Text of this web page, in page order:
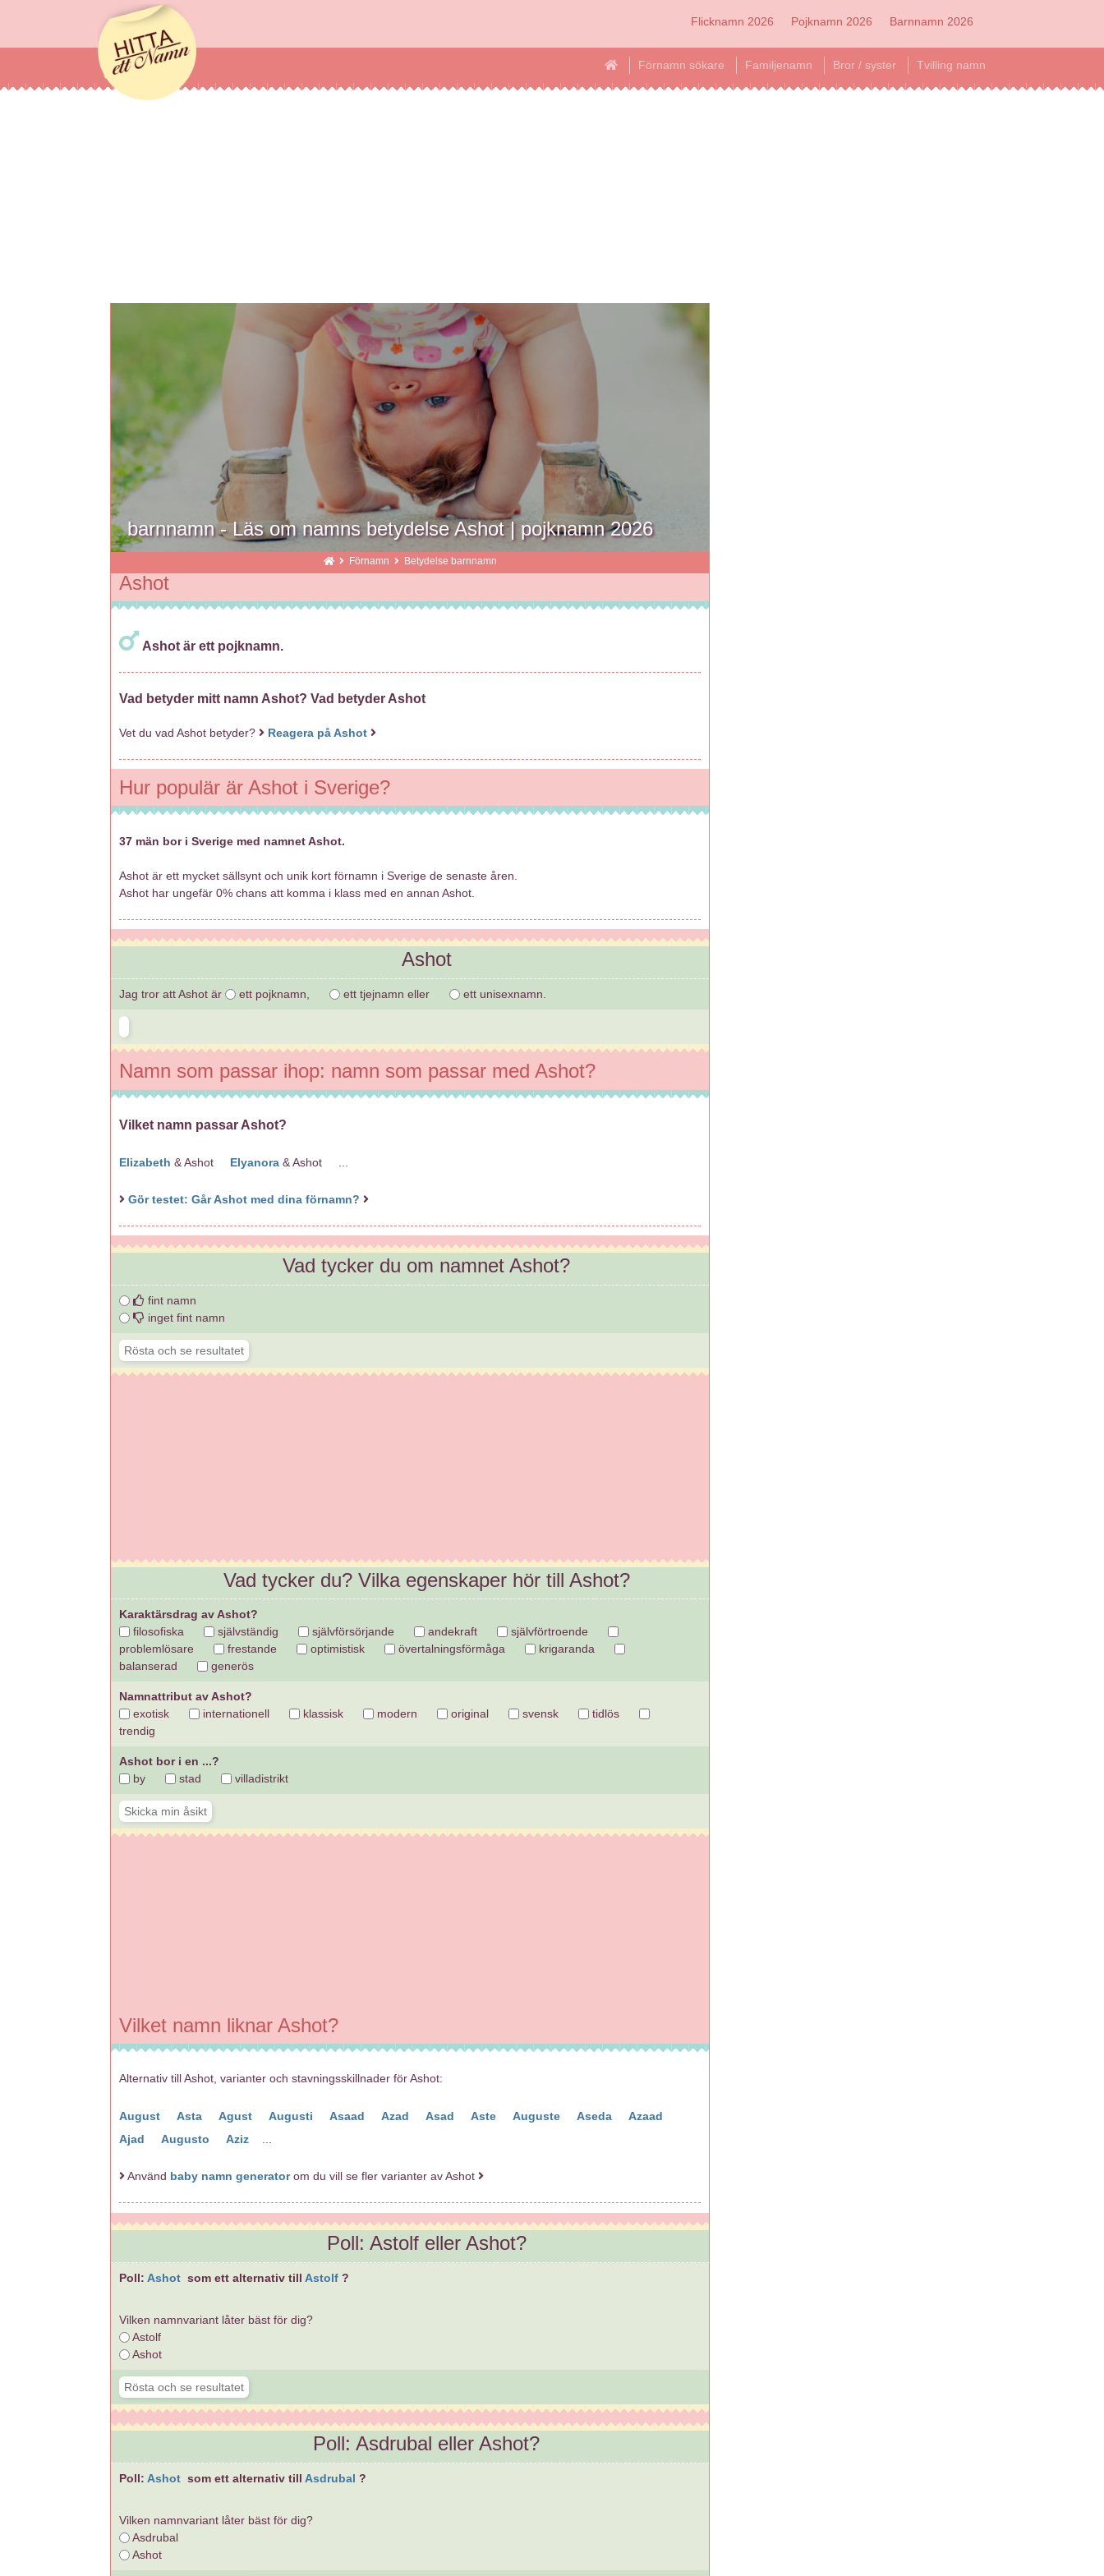
Flicknamn 2026 Pojknamn 2026 Barnnamn 2026
Förnamn sökare Familjenamn Bror / syster Tvilling namn
barnnamn - Läs om namns betydelse Ashot | pojknamn 2026
Förnamn Betydelse barnnamn
Ashot
Ashot är ett pojknamn.
Vad betyder mitt namn Ashot? Vad betyder Ashot
Vet du vad Ashot betyder? Reagera på Ashot
Hur populär är Ashot i Sverige?
37 män bor i Sverige med namnet Ashot.
Ashot är ett mycket sällsynt och unik kort förnamn i Sverige de senaste åren.
Ashot har ungefär 0% chans att komma i klass med en annan Ashot.
Ashot
Jag tror att Ashot är ett pojknamn, ett tjejnamn eller ett unisexnamn.
Namn som passar ihop: namn som passar med Ashot?
Vilket namn passar Ashot?
Elizabeth & Ashot Elyanora & Ashot ...
Gör testet: Går Ashot med dina förnamn?
Vad tycker du om namnet Ashot?
fint namn
inget fint namn
Vad tycker du? Vilka egenskaper hör till Ashot?
Karaktärsdrag av Ashot?
filosofiska
självständig självförsörjande andekraft
självförtroende
problemlösare
frestande optimistisk övertalningsförmåga
krigaranda
balanserad
generös
Namnattribut av Ashot?
exotisk
internationell klassisk modern original svensk
tidlös
trendig
Ashot bor i en ...?
by
stad villadistrikt
Vilket namn liknar Ashot?
Alternativ till Ashot, varianter och stavningsskillnader för Ashot:
August Asta Agust Augusti Asaad Azad Asad Aste Auguste Aseda
Azaad
Ajad
Augusto Aziz ...
Använd baby namn generatorom du vill se fler varianter av Ashot
Poll: Astolf eller Ashot?
Poll: Ashot som ett alternativ till Astolf ?
Vilken namnvariant låter bäst för dig?
Astolf
Ashot
Poll: Asdrubal eller Ashot?
Poll: Ashot som ett alternativ till Asdrubal ?
Vilken namnvariant låter bäst för dig?
Asdrubal
Ashot